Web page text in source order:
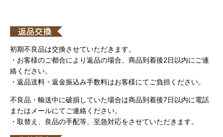
初期不良品は交換させていただきます。
・お客様のご都合により返品の場合、商品到着後2日以内にご連
絡ください。
・返品送料・返金振込み手数料はお客様にてご負担ください。
不良品・輸送中に破損していた場合は商品到着後7日以内に電話
またはメールにてご連絡ください。
・取替え、良品の手配等、至急対応をさせていただきます。